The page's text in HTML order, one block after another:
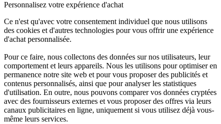
Personnalisez votre expérience d'achat
Ce n'est qu'avec votre consentement individuel que nous utilisons
des cookies et d'autres technologies pour vous offrir une expérience
d'achat personnalisée.
Pour ce faire, nous collectons des données sur nos utilisateurs, leur
comportement et leurs appareils. Nous les utilisons pour optimiser en
permanence notre site web et pour vous proposer des publicités et
contenus personnalisés, ainsi que pour analyser les statistiques
d'utilisation. En outre, nous pouvons comparer vos données cryptées
avec des fournisseurs externes et vous proposer des offres via leurs
canaux publicitaires en ligne, uniquement si vous utilisez déjà vous-
même leurs services.